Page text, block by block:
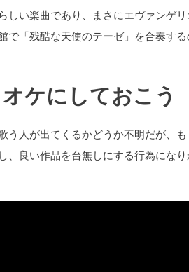
しい楽曲であり、まさにエヴァンゲ
で「残酷な天使のテーゼ」を合奏す
ケにしておこう
う人が出てくるかどうか不明だが、
、良い作品を台無しにする行為にな